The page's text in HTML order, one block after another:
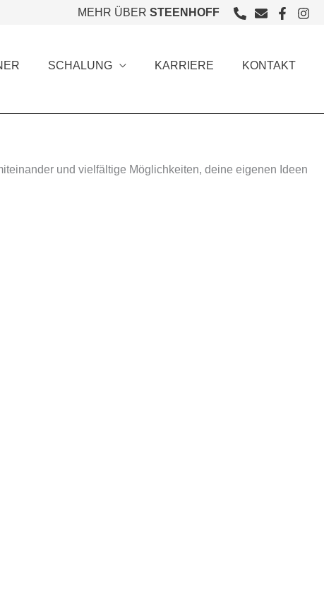
MEHR ÜBER STEENHOFF
SCHALUNG KARRIERE KONTAKT
und vielfältige Möglichkeiten, deine eigenen Ideen